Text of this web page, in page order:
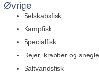
Øvrige
Selskabsfisk
Kampfisk
Specialfisk
Rejer, krabber og snegle
Saltvandsfisk